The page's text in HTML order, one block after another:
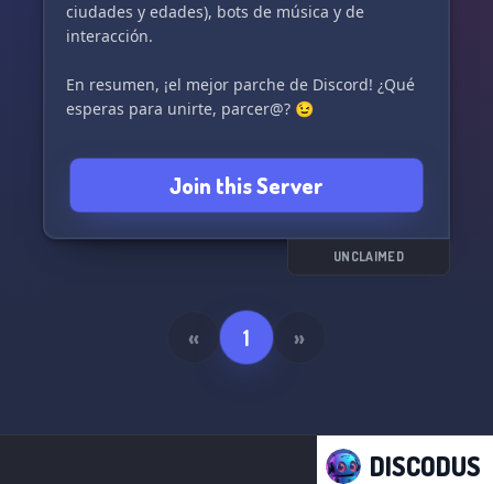
ciudades y edades), bots de música y de
interacción.
En resumen, ¡el mejor parche de Discord! ¿Qué
esperas para unirte, parcer@? 😉
Join this Server
UNCLAIMED
« 1 »
DISCODUS